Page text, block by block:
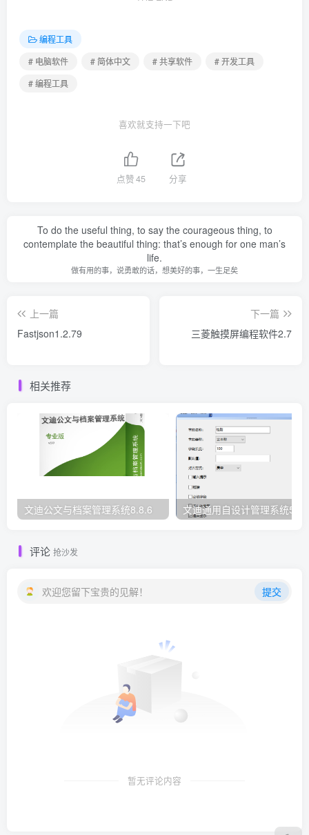
编程工具
# 电脑软件
# 简体中文 # 共享软件
# 开发工具
# 编程工具
喜欢就支持一下吧
点赞45 分享
To do the useful thing, to say the courageous thing, to
contemplate the beautiful thing: that’s enough for one man’s
life.
做有用的事，说勇敢的话，想美好的事，一生足矣
上一篇
Fastjson1.2.79
下一篇
三菱触摸屏编程软件2.7
相关推荐
文迪公文与档案管理系统8.8.6 文迪通用自设计管理系统
评论 抢沙发
欢迎您留下宝贵的见解！ 提交
暂无评论内容